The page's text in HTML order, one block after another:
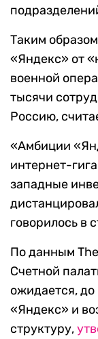
Таким
«Яндекс» от
военной
тысячи
Россию,
«Амбиции
интернет-
западные
говорилось в
По данным
Счетной
ожидается,
«Яндекс» и
структуру,